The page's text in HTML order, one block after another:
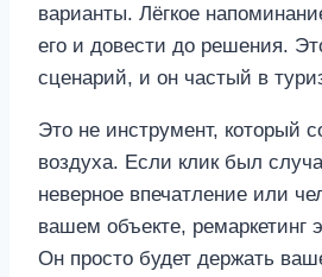
варианты. Лёгкое
его и довести до решения.
сценарий, и он частый в
Это не инструмент, который
воздуха. Если клик был
неверное впечатление или
вашем объекте, ремаркетинг
Он просто будет держать